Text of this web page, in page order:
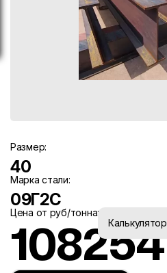
Размер:
40
Марка стали:
09Г2С
Цена от руб/тонна:
108254
Калькулятор
Вес, тн: